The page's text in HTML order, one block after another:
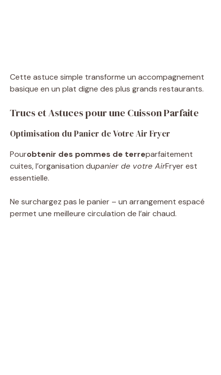
Cette astuce simple transforme un accompagnement
basique en un plat digne des plus grands restaurants.
Trucs et Astuces pour une Cuisson Parfaite
Optimisation du Panier de Votre Air Fryer
Pourobtenir des pommes de terreparfaitement
cuites, l’organisation dupanier de votre AirFryer est
essentielle.
Ne surchargez pas le panier – un arrangement espacé
permet une meilleure circulation de l’air chaud.